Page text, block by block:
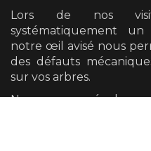
Lors de nos
systématiquement un
notre œil avisé nous
des défauts
sur vos arbres.
Nous avons